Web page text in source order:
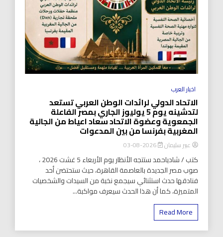
اخبار العرب
الاتحاد الدولي لرائدات الوطن العربي تستعد
لتدشينه يوم 5 يوليوز الجاري بمصر الفاعلة
الجمعوية وعضوة الاتحاد سعاد اعياط من الجالية
المغربية بفرنسا من بين المدعوات
عبير سليمان 2026-08-03
كتب / شادياحمد ستتجه الأنظار يوم الأربعاء 5 غشت 2026 ،
صوب مصر الجديدة بالعاصمة القاهرة، حيث ستحتضن أحد
فنادقها حدث استثنائي سيجمع نخبة من السيدات والشخصيات
المتميزة، كما أن هذا الحدث سيعرف مواكبة...
Read More